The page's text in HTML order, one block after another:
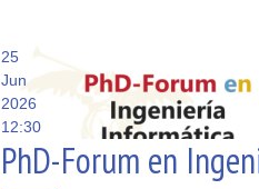
25
Jun
2026
12:30
PhD-Forum en